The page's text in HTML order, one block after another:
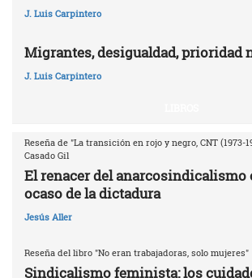
J. Luis Carpintero
Migrantes, desigualdad, prioridad
J. Luis Carpintero
Reseña de "La transición en rojo y negro, CNT (1973-
Casado Gil
El renacer del anarcosindicalismo
ocaso de la dictadura
Jesús Aller
Reseña del libro "No eran trabajadoras, solo mujeres"
Sindicalismo feminista: los